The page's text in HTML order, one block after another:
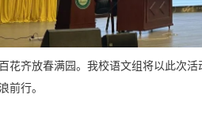
齐放春满园。我校语文组将以此次活
前行。